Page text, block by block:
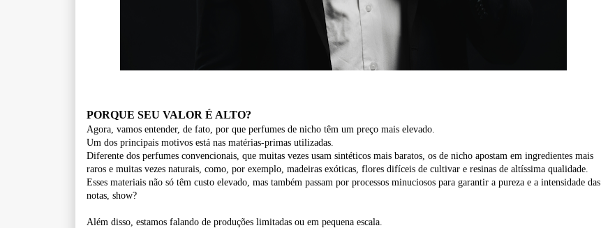
PORQUE SEU VALOR É ALTO?
Agora, vamos entender, de fato, por que perfumes de nicho têm um preço mais elevado.
Um dos principais motivos está nas matérias-primas utilizadas.
Diferente dos perfumes convencionais, que muitas vezes usam sintéticos mais baratos, os de nicho apostam em ingredientes mais
raros e muitas vezes naturais, como, por exemplo, madeiras exóticas, flores difíceis de cultivar e resinas de altíssima qualidade.
Esses materiais não só têm custo elevado, mas também passam por processos minuciosos para garantir a pureza e a intensidade das
notas, show?
Além disso, estamos falando de produções limitadas ou em pequena escala.